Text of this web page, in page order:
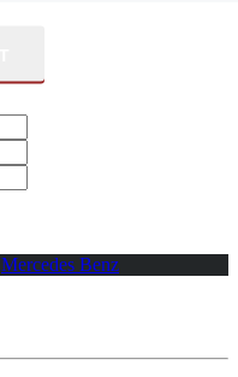
Mercedes Benz